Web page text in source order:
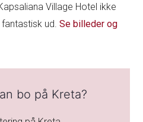
Village Hotel ikke
fantastisk ud.Se billeder og
bo på Kreta?